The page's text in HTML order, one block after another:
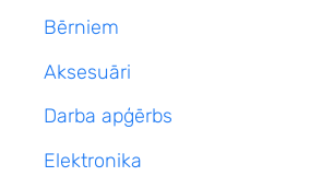
Bērniem
Aksesuāri
Darba apģērbs
Elektronika